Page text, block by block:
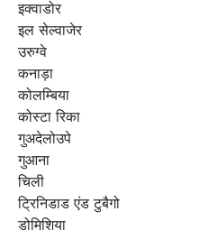
इक्वाडोर
इल सेल्वाजेर
उरुग्वे
कनाड़ा
कोलम्बिया
कोस्टा रिका
गुअदेलोउपे
गुआना
चिली
ट्रिनिडाड एंड टुबैगो
डोमिशिया